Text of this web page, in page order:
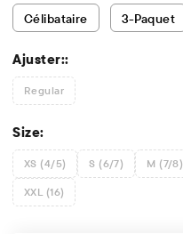
Célibataire 3-Paquet
Ajuster::
Regular
Size:
XS (4/5) S (6/7) M (7/8)
XXL (16)